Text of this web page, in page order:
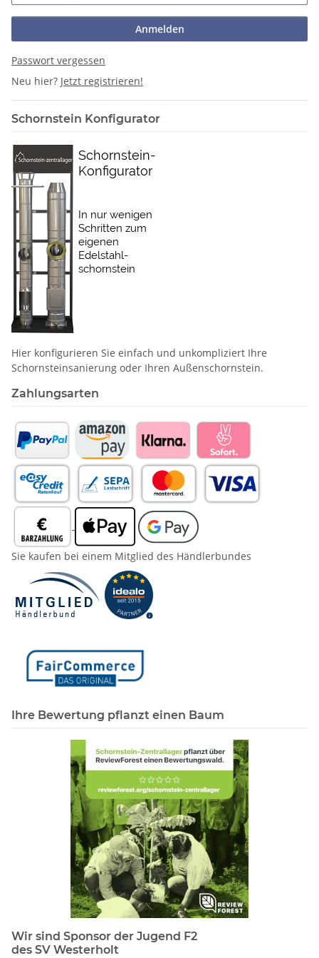
Anmelden
Passwort vergessen
Neu hier? Jetzt registrieren!
Schornstein Konfigurator
Hier konfigurieren Sie einfach und unkompliziert Ihre
Schornstein­sanierung oder Ihren Außenschornstein.
Zahlungsarten
Sie kaufen bei einem Mitglied des Händlerbundes
Ihre Bewertung pflanzt einen Baum
Wir sind Sponsor der Jugend F2
des SV Westerholt